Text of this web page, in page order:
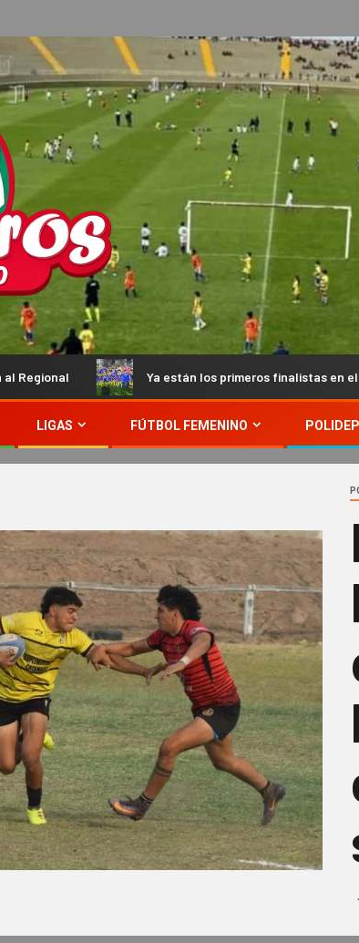
Ya están los primeros finalistas en el Petit de Inferiores
LIGAS FÚTBOL FEMENINO